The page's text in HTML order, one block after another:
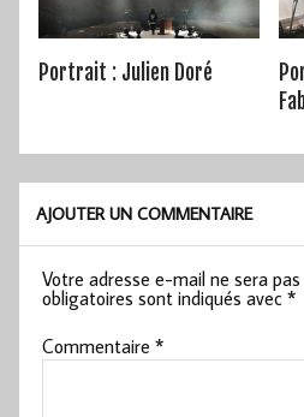
Portrait : Julien Doré
AJOUTER UN COMMENTAIRE
Votre adresse e-mail ne sera pas
obligatoires sont indiqués avec*
Commentaire*